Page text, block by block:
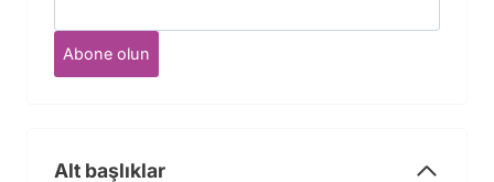
Abone olun
Alt başlıklar